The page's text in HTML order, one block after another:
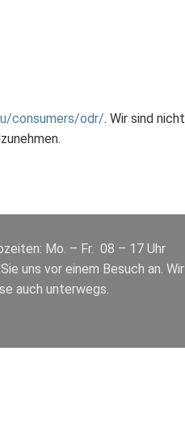
consumers/odr/. Wir sind nicht
Mo. – Fr. 08 – 17 Uhr
uns vor einem Besuch an. Wir
auch unterwegs.